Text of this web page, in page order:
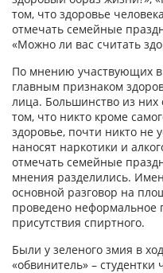
том, что здоровье
отмечать семейные
«Можно ли вас считать
По мнению участвующих
главным признаком
лица. Большинство из них
том, что никто кроме
здоровье, почти никто не
наносят наркотики и
отмечать семейные
мнения разделились.
основной разговор на
проведено неформальное
присутствия спиртного.
Были у зеленого змия в
«обвинитель» – студентки